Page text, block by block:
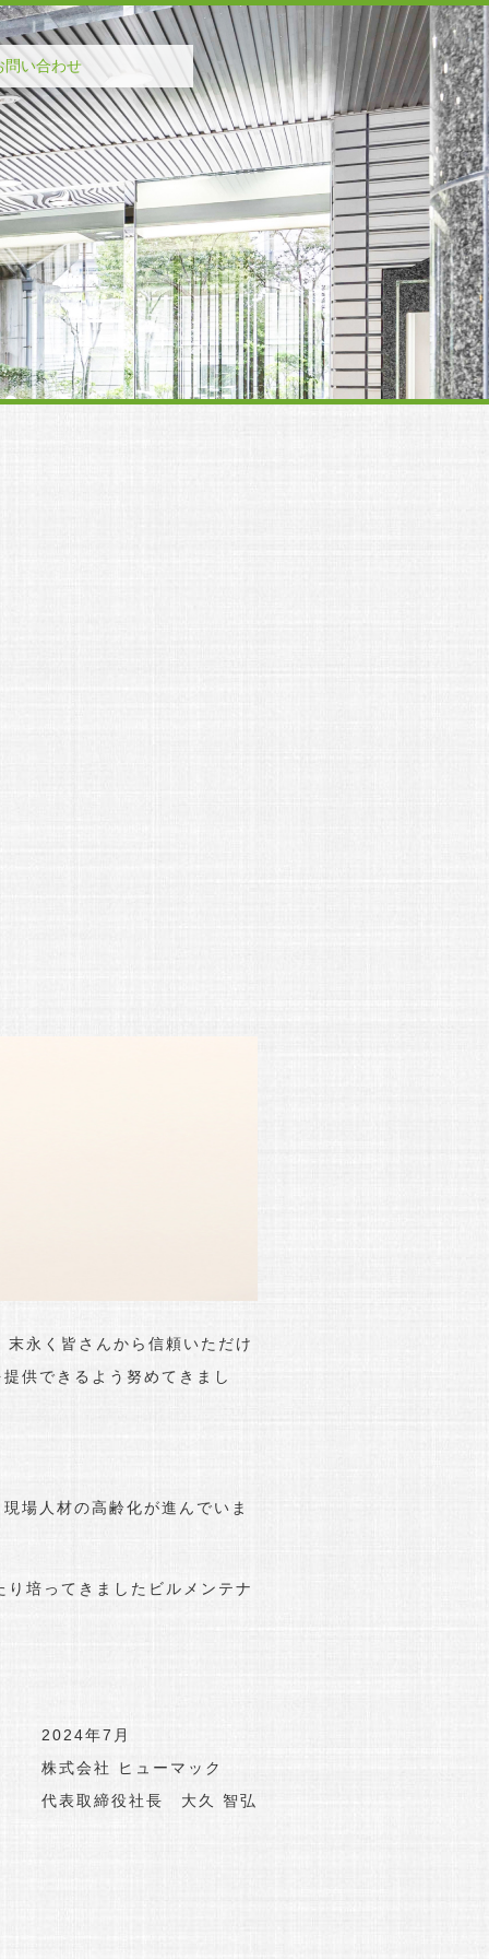
問い合わせ
永く皆さんから信頼いただけ
供できるよう努めてきまし
場人材の高齢化が進んでいま
培ってきましたビルメンテナ
2024年7月
株式会社 ヒューマック
代表取締役社長 大久 智弘